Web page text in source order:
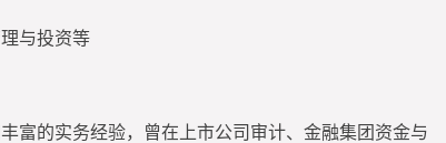
与投资等
富的实务经验，曾在上市公司审计、金融集团资金与